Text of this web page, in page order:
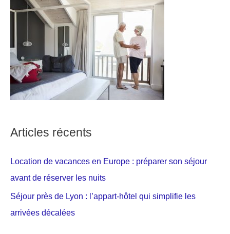
Articles récents
Location de vacances en Europe : préparer son séjour
avant de réserver les nuits
Séjour près de Lyon : l’appart-hôtel qui simplifie les
arrivées décalées